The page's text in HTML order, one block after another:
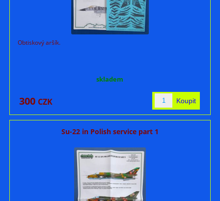
Obtiskový aršík.
skladem
300 CZK
Su-22 in Polish service part 1